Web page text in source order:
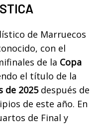
de Marruecos
con el
de la Copa
el título de la
de 2025después de
de este año. En
de Final y